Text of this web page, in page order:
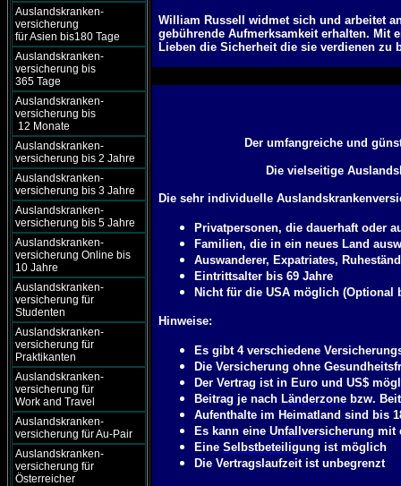
Auslandskranken-
versicherung
für Asien bis180 Tage
Auslandskranken-
versicherung bis
365 Tage
Auslandskranken-
versicherung bis
12 Monate
Auslandskranken-
versicherung bis 2 Jahre
Auslandskranken-
versicherung bis 3 Jahre
Auslandskranken-
versicherung bis 5 Jahre
Auslandskranken-
versicherung Online bis
10 Jahre
Auslandskranken-
versicherung für
Studenten
Auslandskranken-
versicherung für
Praktikanten
Auslandskranken-
versicherung für
Work and Travel
Auslandskranken-
versicherung für Au-Pair
Auslandskranken-
versicherung für
Österreicher
William Russell widmet sich und arbeitet
gebührende Aufmerksamkeit erhalten. Mit
Lieben die Sicherheit die sie verdienen zu
Der umfangreiche und
Die vielseitige
Die sehr individuelle
Privatpersonen, die dauerhaft oder
Familien, die in ein neues Land
Auswanderer, Expatriates,
Eintrittsalter bis 69 Jahre
Nicht für die USA möglich (Optional
Hinweise:
Es gibt 4 verschiedene
Die Versicherung ohne
Der Vertrag ist in Euro und US$
Beitrag je nach Länderzone bzw.
Aufenthalte im Heimatland sind bis
Es kann eineUnfallversicherung mit
EineSelbstbeteiligung ist möglich
Die Vertragslaufzeit ist unbegrenzt